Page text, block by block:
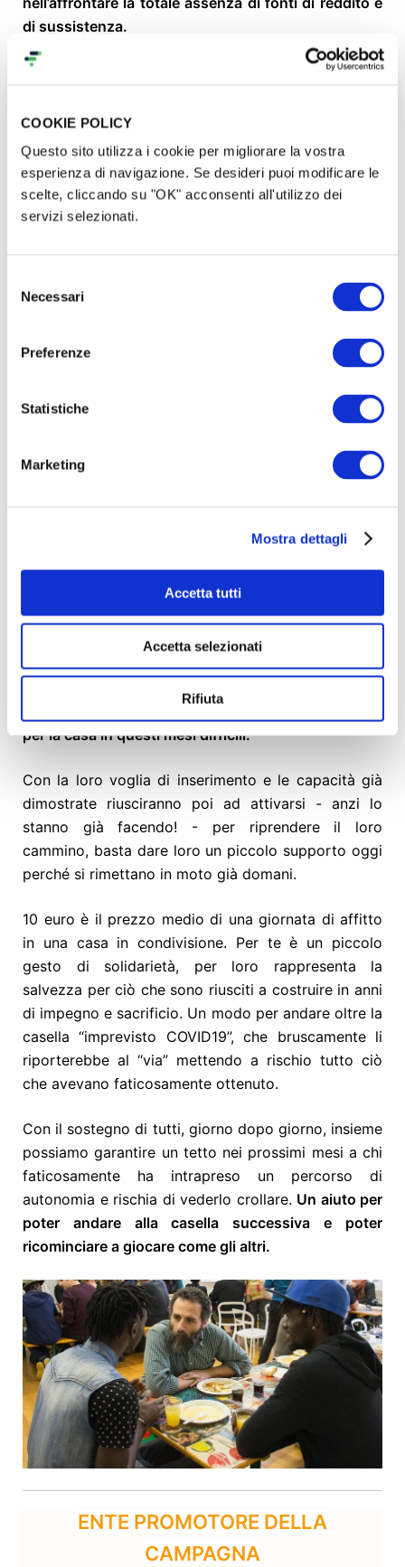
COOKIE POLICY
Questo sito utilizza i cookie per migliorare la vostra
esperienza di navigazione. Se desideri puoi modificare le
scelte, cliccando su "OK" acconsenti all'utilizzo dei
servizi selezionati.
delNecessari
Preferenze
Statistiche
Marketing
Mostra dettagli
Accetta tutti
Accetta selezionati
Rifiuta
di sussistenza.
L'emergenza Covid19 ha sospeso le vite di tutti, ma
immediatamente perdita di una cosa fondamentale
per l’esistenza di chiunque:
la casa
Come in un beffardo e imprevedibile gioco dell’oca
in cui tanti passi avanti possono essere
COSA PUOI FARE?
Aiuta a coprire le spese di affitto per questi giovani
per la casa in questi mesi difficili.
Con la loro voglia di inserimento e le capacità già
dimostrate riusciranno poi ad attivarsi - anzi lo
stanno già facendo! - per riprendere il loro
cammino, basta dare loro un piccolo supporto oggi
perché si rimettano in moto già domani.
10 euro è il prezzo medio di una giornata di affitto
in una casa in condivisione. Per te è un piccolo
gesto di solidarietà, per loro rappresenta la
salvezza per ciò che sono riusciti a costruire in anni
di impegno e sacrificio. Un modo per andare oltre la
casella “imprevisto COVID19”, che bruscamente li
riporterebbe al “via” mettendo a rischio tutto ciò
che avevano faticosamente ottenuto.
Con il sostegno di tutti, giorno dopo giorno, insieme
possiamo garantire un tetto nei prossimi mesi a chi
faticosamente ha intrapreso un percorso di
autonomia e rischia di vederlo crollare. Un aiuto per
poter andare alla casella successiva e poter
ricominciare a giocare come gli altri.
ENTE PROMOTORE DELLA
CAMPAGNA